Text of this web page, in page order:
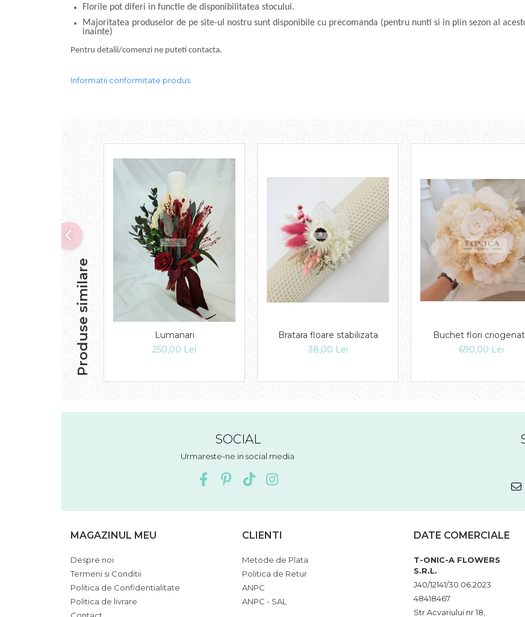
Florile pot diferi in functie de disponibilitatea stocului.
Majoritatea produselor de pe site-ul nostru sunt disponibile cu precomanda (pentru nunti si in plin sezon al
inainte)
Pentru detalii/comenzi ne puteti contacta.
Informatii conformitate produs
Produse similare
Lumanari
250,00 Lei
Bratara floare stabilizata
38,00 Lei
Buchet flori
690,00 Lei
SOCIAL
Urmareste-ne in social media
MAGAZINUL MEU
Despre noi
Termeni si Conditii
Politica de Confidentialitate
Politica de livrare
CLIENTI
Metode de Plata
Politica de Retur
ANPC
ANPC - SAL
DATE COMERCIALE
T-ONIC-A FLOWERS
S.R.L.
J40/12141/30.06.2023
48418467
Str Acvariului nr 18,